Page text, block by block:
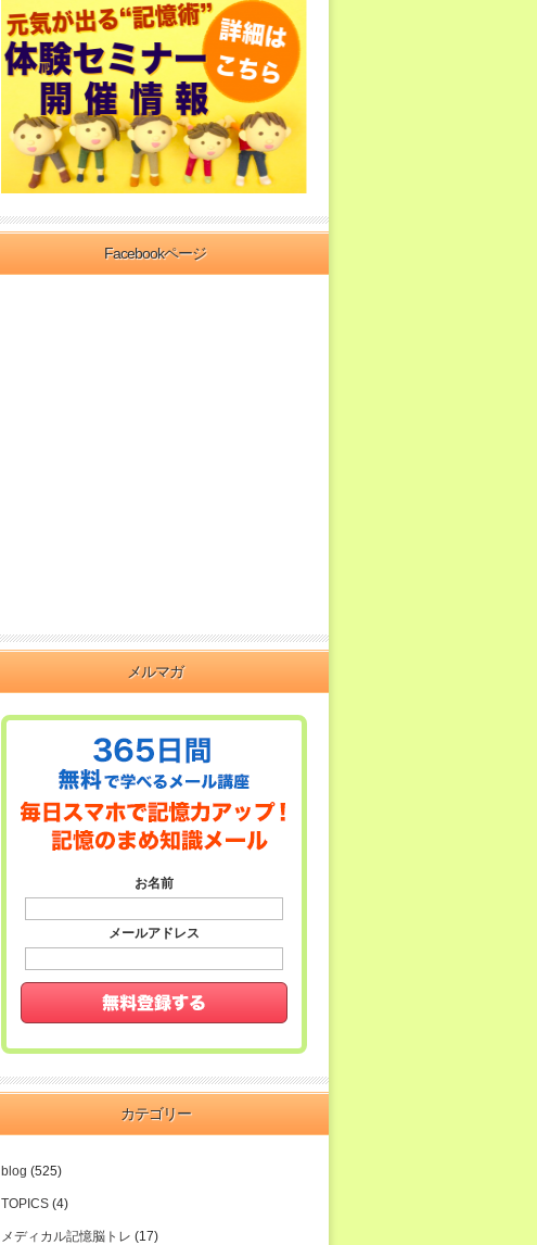
Facebookページ
メルマガ
お名前
メールアドレス
カテゴリー
blog (525)
TOPICS (4)
メディカル記憶脳トレ (17)